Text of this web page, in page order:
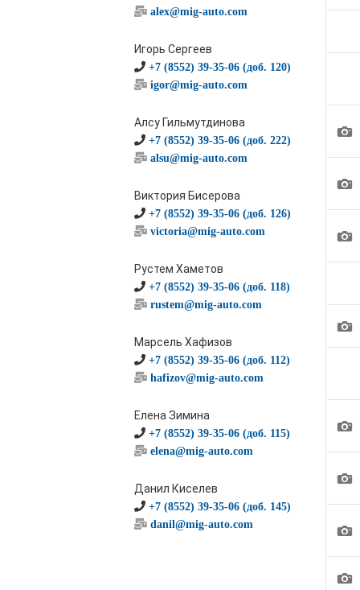
alex@mig-auto.com
Игорь Сергеев
+7 (8552) 39-35-06 (доб. 120)
igor@mig-auto.com
Алсу Гильмутдинова
+7 (8552) 39-35-06 (доб. 222)
alsu@mig-auto.com
Виктория Бисерова
+7 (8552) 39-35-06 (доб. 126)
victoria@mig-auto.com
Рустем Хаметов
+7 (8552) 39-35-06 (доб. 118)
rustem@mig-auto.com
Марсель Хафизов
+7 (8552) 39-35-06 (доб. 112)
hafizov@mig-auto.com
Елена Зимина
+7 (8552) 39-35-06 (доб. 115)
elena@mig-auto.com
Данил Киселев
+7 (8552) 39-35-06 (доб. 145)
danil@mig-auto.com
1
1
1
1
1
1
1
1